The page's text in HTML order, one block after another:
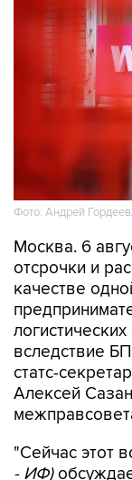
Фото: Андрей
Москва. 6
отсрочки и
качестве
вследствие
статс-
Алексей
"Сейчас этот
- ИФ)